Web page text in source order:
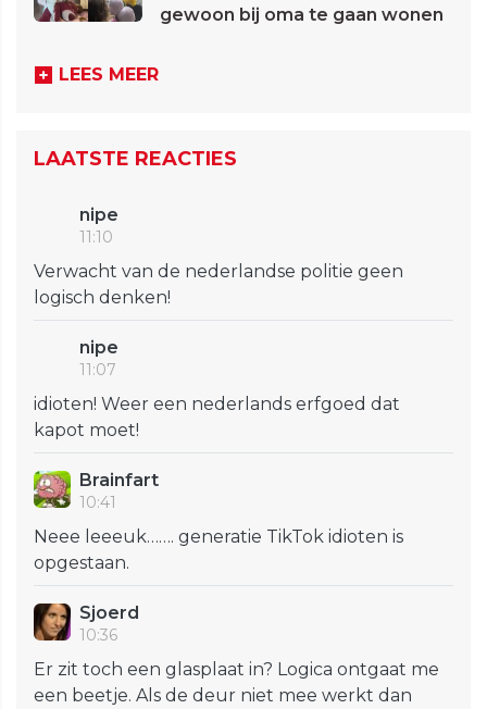
gewoon bij oma te gaan wonen
LEES MEER
LAATSTE REACTIES
nipe
11:10
Verwacht van de nederlandse politie geen
logisch denken!
nipe
11:07
idioten! Weer een nederlands erfgoed dat
kapot moet!
Brainfart
10:41
Neee leeeuk……. generatie TikTok idioten is
opgestaan.
Sjoerd
10:36
Er zit toch een glasplaat in? Logica ontgaat me
een beetje. Als de deur niet mee werkt dan